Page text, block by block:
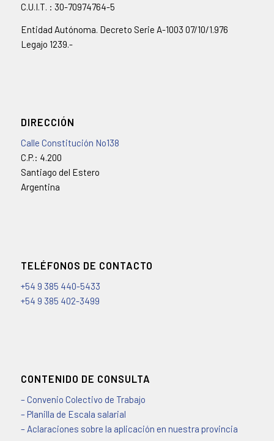
C.U.I.T. : 30-70974764-5
Entidad Autónoma. Decreto Serie A-1003 07/10/1.976
Legajo 1239.-
DIRECCIÓN
Calle Constitución No138
C.P.: 4.200
Santiago del Estero
Argentina
TELÉFONOS DE CONTACTO
+54 9 385 440-5433
+54 9 385 402-3499
CONTENIDO DE CONSULTA
– Convenio Colectivo de Trabajo
– Planilla de Escala salarial
– Aclaraciones sobre la aplicación en nuestra provincia